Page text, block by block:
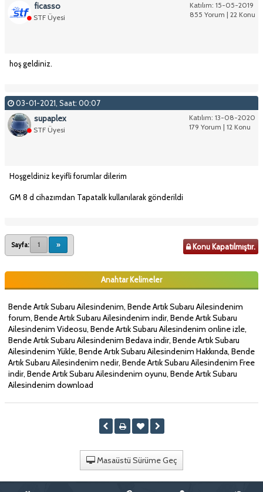
Katılım: 15-05-2019
855 Yorum | 22 Konu
ficasso
STF Üyesi
hoş geldiniz.
03-01-2021, Saat: 00:07
Katılım: 13-08-2020
179 Yorum | 12 Konu
supaplex
STF Üyesi
Hoşgeldiniz keyifli forumlar dilerim
GM 8 d cihazımdan Tapatalk kullanılarak gönderildi
Sayfa: 1 » Konu Kapatılmıştır.
Anahtar Kelimeler
Bende Artık Subaru Ailesindenim, Bende Artık Subaru Ailesindenim
forum, Bende Artık Subaru Ailesindenim indir, Bende Artık Subaru
Ailesindenim Videosu, Bende Artık Subaru Ailesindenim online izle,
Bende Artık Subaru Ailesindenim Bedava indir, Bende Artık Subaru
Ailesindenim Yükle, Bende Artık Subaru Ailesindenim Hakkında, Bende
Artık Subaru Ailesindenim nedir, Bende Artık Subaru Ailesindenim Free
indir, Bende Artık Subaru Ailesindenim oyunu, Bende Artık Subaru
Ailesindenim download
Masaüstü Sürüme Geç